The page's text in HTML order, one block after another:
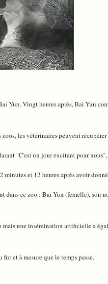
Yun. Vingt heures après, Bai Yun
les vétérinaires peuvent
"C'est un jour excitant pour
et 12 heures après avoir
ce zoo : Bai Yun (femelle), son
une insémination artificielle a
et à mesure que le temps passe.